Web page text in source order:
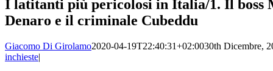
I latitanti più pericolosi in Italia/1. Il boss
Denaro e il criminale Cubeddu
Giacomo Di Girolamo2020-04-19T22:40:31+02:0030th Dicembre,
inchieste|